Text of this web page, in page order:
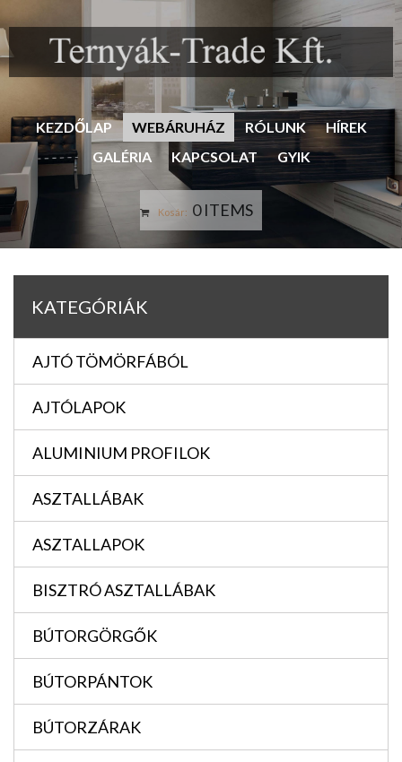
KEZDŐLAP WEBÁRUHÁZ RÓLUNK
HÍREK
GALÉRIA
KAPCSOLAT GYIK
Kosár: 0 ITEMS
KATEGÓRIÁK
AJTÓ TÖMÖRFÁBÓL
AJTÓLAPOK
ALUMINIUM PROFILOK
ASZTALLÁBAK
ASZTALLAPOK
BISZTRÓ ASZTALLÁBAK
BÚTORGÖRGŐK
BÚTORPÁNTOK
BÚTORZÁRAK